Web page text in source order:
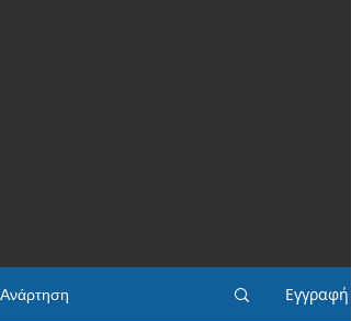
Ανάρτηση Εγγραφή